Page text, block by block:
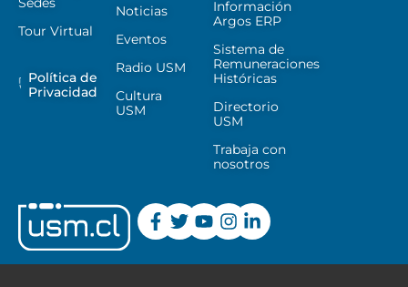
Tour Virtual
Política de
Privacidad
Noticias
Eventos
Radio USM
Cultura
USM
Información
Argos ERP
Sistema de
Remuneraciones
Históricas
Directorio
USM
Trabaja con
nosotros